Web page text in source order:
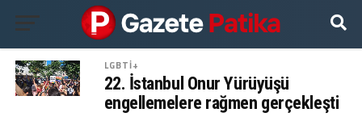
LGBTİ+
22. İstanbul Onur Yürüyüşü
engellemelere rağmen gerçekleşti